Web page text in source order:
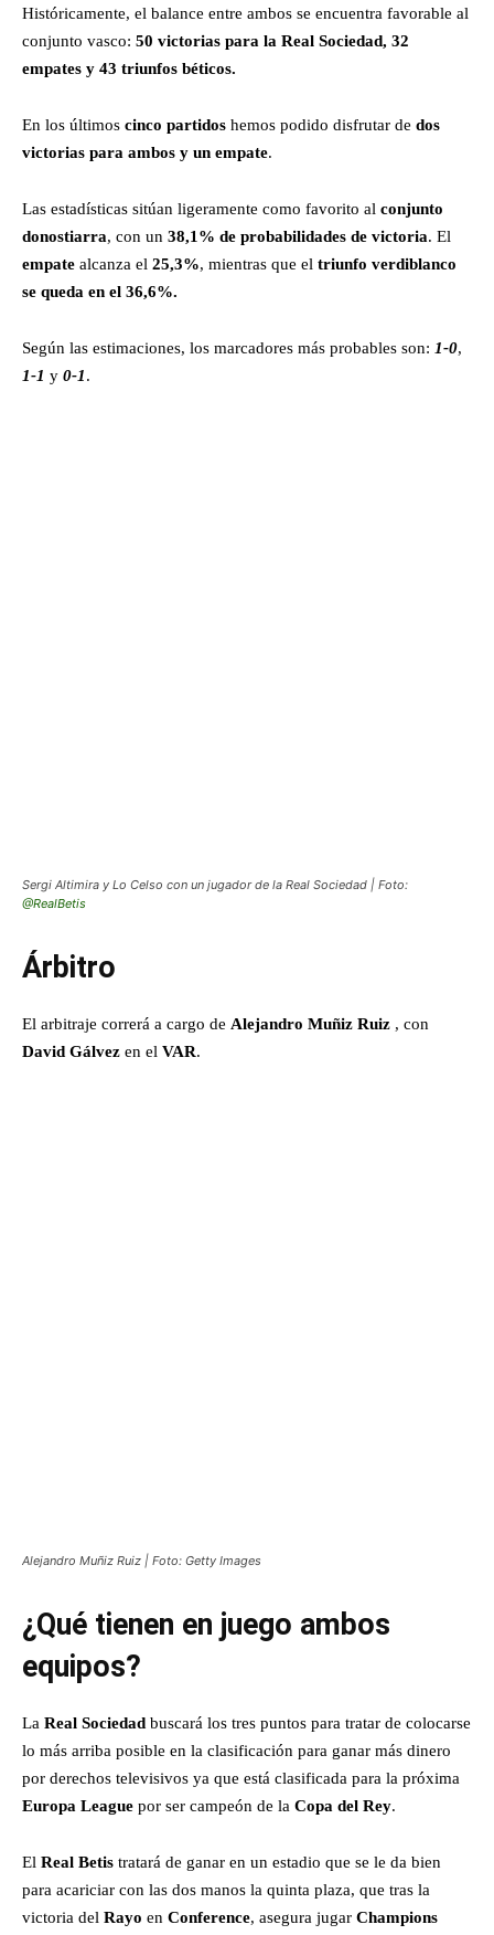
Históricamente, el balance entre ambos se encuentra favorable al
conjunto vasco: 50 victorias para la Real Sociedad, 32
empates y 43 triunfos béticos.
En los últimos cinco partidos hemos podido disfrutar de dos
victorias para ambos y un empate.
Las estadísticas sitúan ligeramente como favorito al conjunto
donostiarra, con un 38,1% de probabilidades de victoria. El
empate alcanza el 25,3%, mientras que el triunfo verdiblanco
se queda en el 36,6%.
Según las estimaciones, los marcadores más probables son: 1-0,
1-1 y 0-1.
Sergi Altimira y Lo Celso con un jugador de la Real Sociedad | Foto:
@RealBetis
Árbitro
El arbitraje correrá a cargo de Alejandro Muñiz Ruiz , con
David Gálvez en el VAR.
Alejandro Muñiz Ruiz | Foto: Getty Images
¿Qué tienen en juego ambos
equipos?
La Real Sociedad buscará los tres puntos para tratar de colocarse
lo más arriba posible en la clasificación para ganar más dinero
por derechos televisivos ya que está clasificada para la próxima
Europa League por ser campeón de la Copa del Rey.
El Real Betis tratará de ganar en un estadio que se le da bien
para acariciar con las dos manos la quinta plaza, que tras la
victoria del Rayo en Conference, asegura jugar Champions